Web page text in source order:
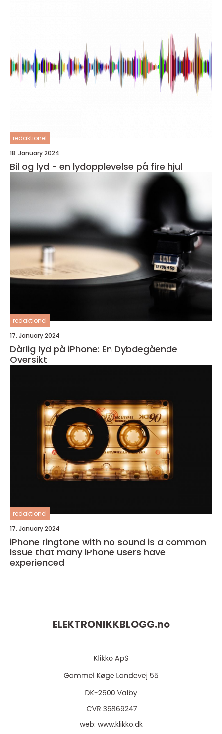
redaktionel
18. January 2024
Bil og lyd - en lydopplevelse på fire hjul
redaktionel
17. January 2024
Dårlig lyd på iPhone: En Dybdegående
Oversikt
redaktionel
17. January 2024
iPhone ringtone with no sound is a common
issue that many iPhone users have
experienced
ELEKTRONIKKBLOGG.no
web: www.klikko.dk